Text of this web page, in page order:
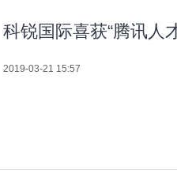
科锐国际喜获“腾讯人
2019-03-21 15:57